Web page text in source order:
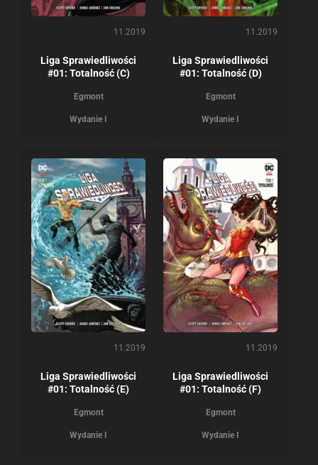
11.2019
Liga Sprawiedliwości
#01: Totalność (C)
Egmont
Wydanie I
11.2019
Liga Sprawiedliwości
#01: Totalność (D)
Egmont
Wydanie I
11.2019
Liga Sprawiedliwości
#01: Totalność (E)
Egmont
Wydanie I
11.2019
Liga Sprawiedliwości
#01: Totalność (F)
Egmont
Wydanie I